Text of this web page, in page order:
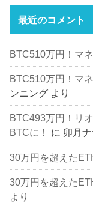
最近のコメント
BTC510万円！マ
BTC510万円！マ
ンニング より
BTC493万円！リ
BTCに！
に 卯月
30万円を超えた
30万円を超えた
より